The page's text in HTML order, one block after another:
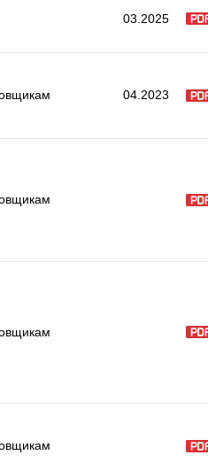
03.2025
04.2023